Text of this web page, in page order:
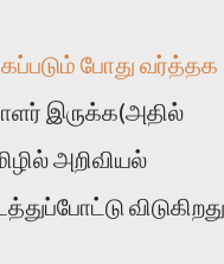
போது வர்த்தக
இருக்க(அதில்
அறிவியல்
விடுகிறது